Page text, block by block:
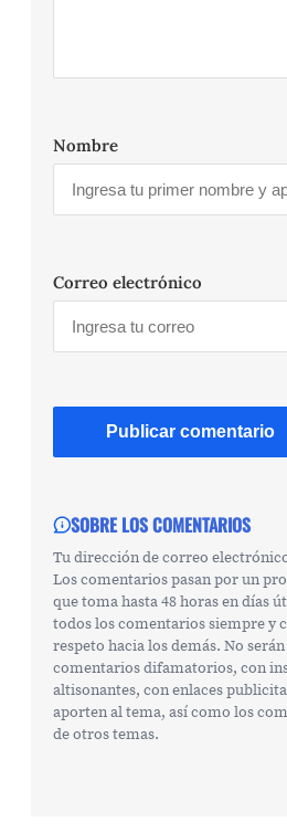
Nombre
Correo electrónico
SOBRE LOS COMENTARIOS
Tu dirección de correo
Los comentarios pasan por un
que toma hasta 48 horas en días
todos los comentarios siempre y
respeto hacia los demás. No
comentarios difamatorios, con
altisonantes, con enlaces
aporten al tema, así como los
de otros temas.